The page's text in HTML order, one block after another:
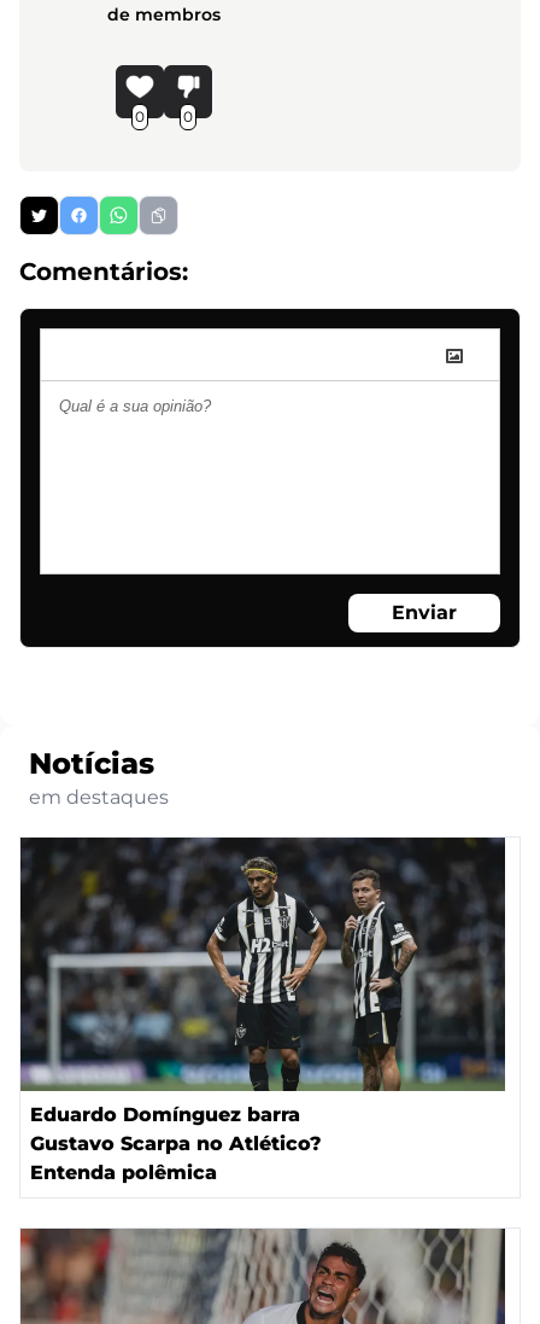
de membros
0 0
Comentários:
Enviar
Notícias
em destaques
Eduardo Domínguez barra
Gustavo Scarpa no Atlético?
Entenda polêmica